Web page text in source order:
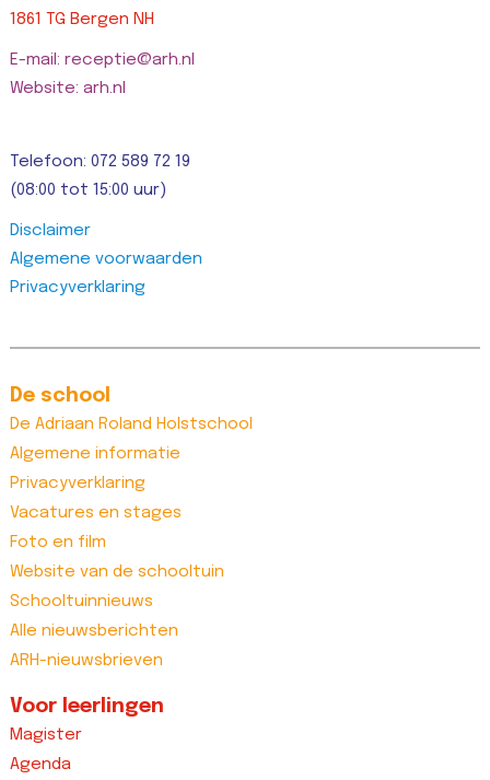
1861 TG Bergen NH
E-mail: receptie@arh.nl
Website: arh.nl
Telefoon: 072 589 72 19
(08:00 tot 15:00 uur)
Disclaimer
Algemene voorwaarden
Privacyverklaring
De school
De Adriaan Roland Holstschool
Algemene informatie
Privacyverklaring
Vacatures en stages
Foto en film
Website van de schooltuin
Schooltuinnieuws
Alle nieuwsberichten
ARH-nieuwsbrieven
Voor leerlingen
Magister
Agenda